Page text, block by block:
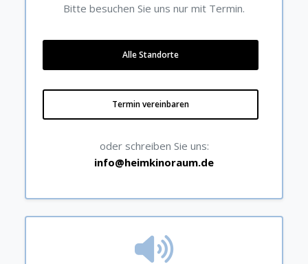
Bitte besuchen Sie uns nur mit Termin.
Alle Standorte
Termin vereinbaren
oder schreiben Sie uns:
info@heimkinoraum.de